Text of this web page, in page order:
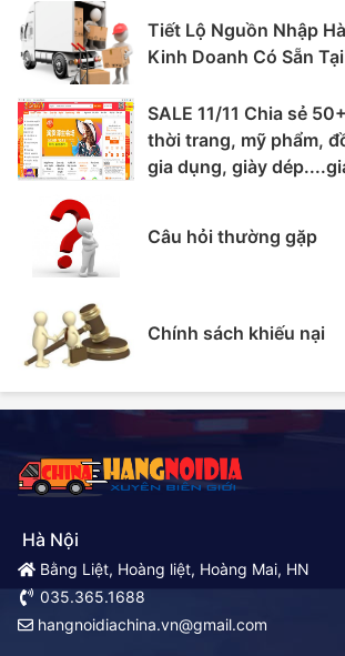
Tiết Lộ Nguồn Nhập
Kinh Doanh Có Sẵn
SALE 11/11 Chia sẻ
thời trang, mỹ phẩm,
gia dụng, giày
Câu hỏi thường gặp
Chính sách khiếu nại
Hà Nội
Bằng Liệt, Hoàng liệt, Hoàng Mai, HN
035.365.1688
hangnoidiachina.vn@gmail.com